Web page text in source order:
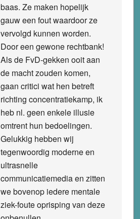
baas. Ze maken hopelijk
gauw een fout waardoor ze
vervolgd kunnen worden.
Door een gewone rechtbank!
Als de FvD-gekken ooit aan
de macht zouden komen,
gaan critici wat hen betreft
richting concentratiekamp, ik
heb nl. geen enkele illusie
omtrent hun bedoelingen.
Gelukkig hebben wij
tegenwoordig moderne en
ultrasnelle
communicatiemedia en zitten
we bovenop iedere mentale
ziek-foute oprisping van deze